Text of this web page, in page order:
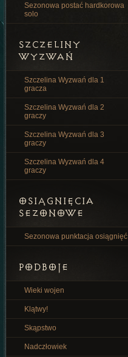
Sezonowa postać hardkorowa
solo
SZCZELINY
WYZWAŃ
Szczelina Wyzwań dla 1
gracza
Szczelina Wyzwań dla 2
graczy
Szczelina Wyzwań dla 3
graczy
Szczelina Wyzwań dla 4
graczy
OSIĄGNIĘCIA
SEZONOWE
Sezonowa punktacja osiągnięć
PODBOJE
Wieki wojen
Klątwy!
Skąpstwo
Nadczłowiek